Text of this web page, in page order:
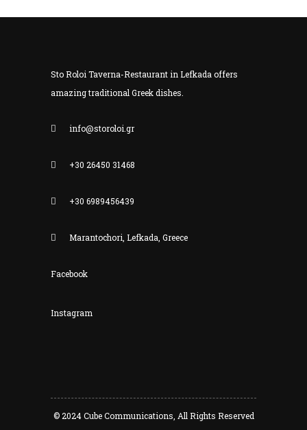
Sto Roloi Taverna-Restaurant in Lefkada offers
amazing traditional Greek dishes.
info@storoloi.gr
+30 26450 31468
+30 6989456439
Marantochori, Lefkada, Greece
Facebook
Instagram
© 2024Cube Communications , All Rights Reserved